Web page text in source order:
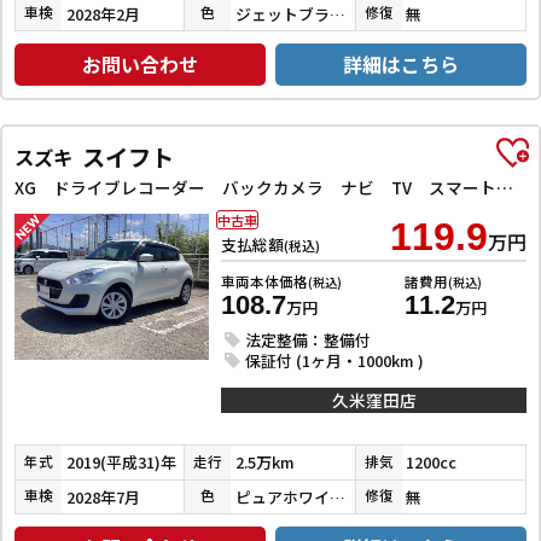
車検 2028年2月 色 ジェットブラックマイカ 修復 無
お問い合わせ 詳細はこちら
スズキ スイフト
XG ドライブレコーダー バックカメラ ナビ TV スマートキー 電動格納ミラー シートヒーター CVT 盗難防止システム 衝突安全ボディ ABS ESC CD Bluetooth エアコン
支払総額(税込) 119.9万円
車両本体価格(税込)
108.7万円
諸費用(税込)
11.2万円
法定整備：整備付
保証付 (1ヶ月・1000km )
中古車
久米窪田店
年式 2019(平成31)年 走行 2.5万km 排気 1200cc
車検 2028年7月 色 ピュアホワイトパール 修復 無